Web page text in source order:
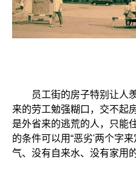
员工街的房子特别让人羡
来的劳工勉强糊口，交不起
是外省来的逃荒的人，只能
的条件可以用“恶劣'两个字
气、没有自来水、没有家用